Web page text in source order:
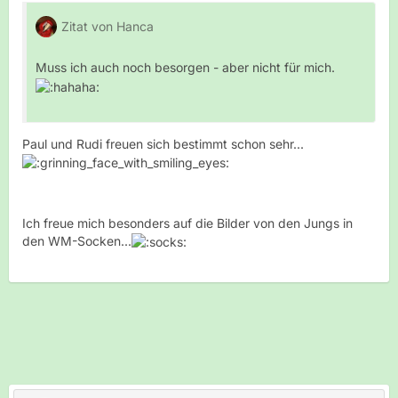
Zitat von Hanca
Muss ich auch noch besorgen - aber nicht für mich.
Paul und Rudi freuen sich bestimmt schon sehr...
Ich freue mich besonders auf die Bilder von den Jungs in
den WM-Socken...